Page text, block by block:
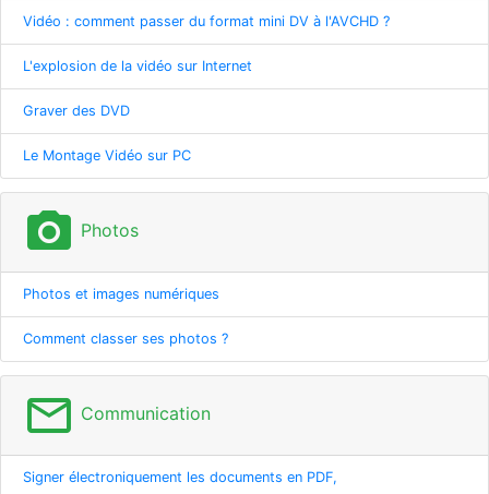
Vidéo : comment passer du format mini DV à l'AVCHD ?
L'explosion de la vidéo sur Internet
Graver des DVD
Le Montage Vidéo sur PC
photo_camera Photos
Photos et images numériques
Comment classer ses photos ?
mail_outline Communication
Signer électroniquement les documents en PDF,